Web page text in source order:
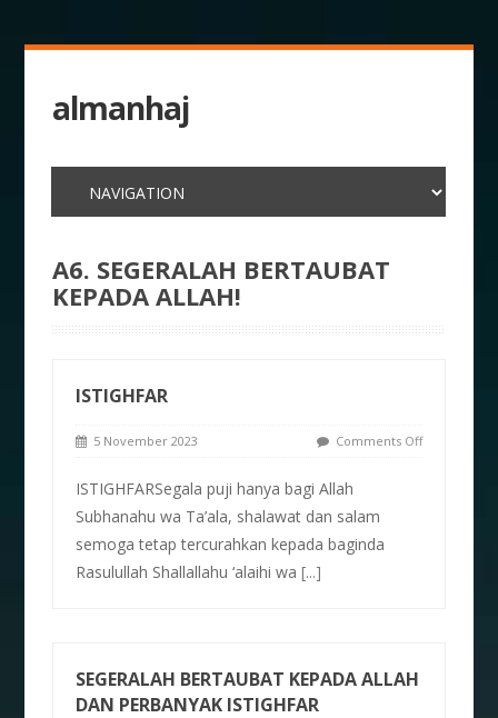
almanhaj
A6. SEGERALAH BERTAUBAT
KEPADA ALLAH!
ISTIGHFAR
5 November 2023 Comments Off
ISTIGHFARSegala puji hanya bagi Allah
Subhanahu wa Ta’ala, shalawat dan salam
semoga tetap tercurahkan kepada baginda
Rasulullah Shallallahu ‘alaihi wa[...]
SEGERALAH BERTAUBAT KEPADA ALLAH
DAN PERBANYAK ISTIGHFAR